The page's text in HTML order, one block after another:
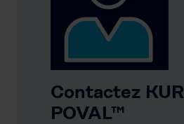
Contactez
POVAL™